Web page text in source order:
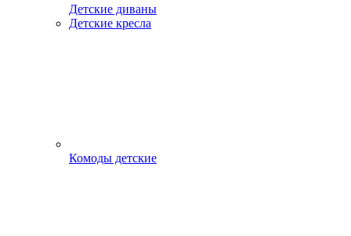
Детские диваны
Детские кресла
Комоды детские